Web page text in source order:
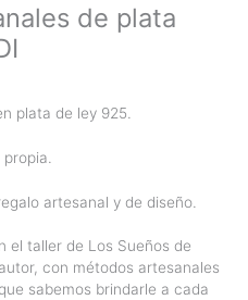
de plata
plata de ley 925.
artesanal y de diseño.
el taller de Los Sueños de
con métodos artesanales
sabemos brindarle a cada